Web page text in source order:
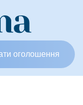
оголошення